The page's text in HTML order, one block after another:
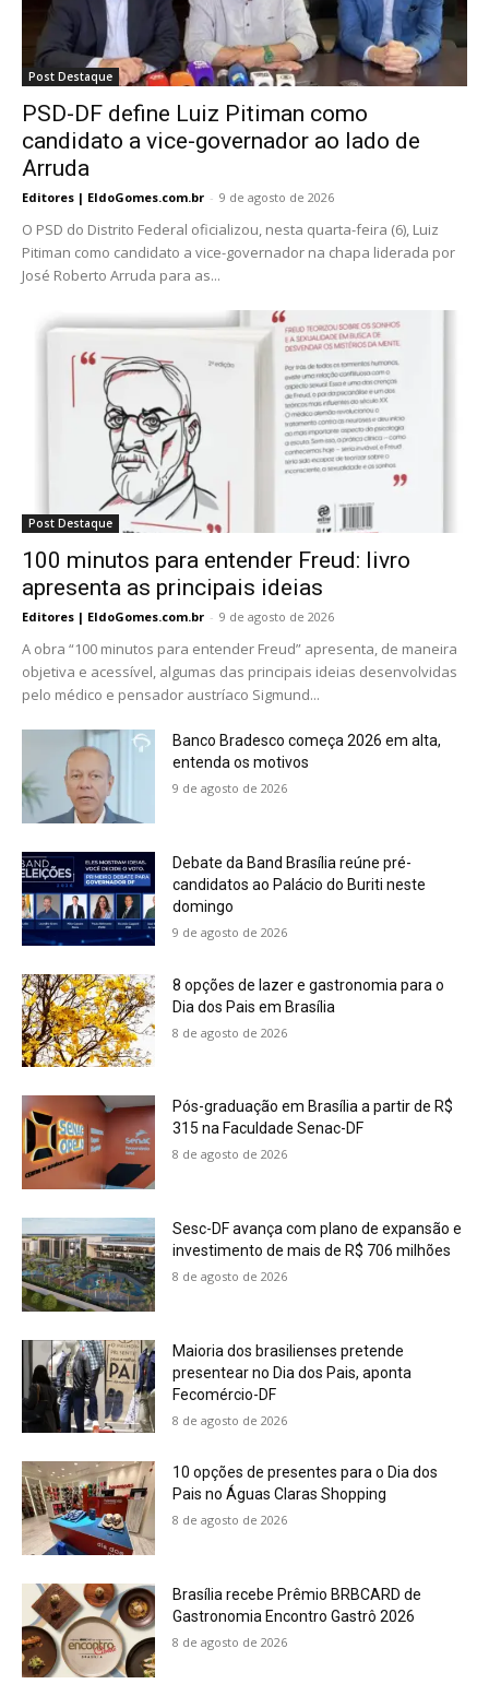
Post Destaque
PSD-DF define Luiz Pitiman como
candidato a vice-governador ao lado de
Arruda
Editores | EldoGomes.com.br - 9 de agosto de 2026
O PSD do Distrito Federal oficializou, nesta quarta-feira (6), Luiz
Pitiman como candidato a vice-governador na chapa liderada por
José Roberto Arruda para as...
Post Destaque
100 minutos para entender Freud: livro
apresenta as principais ideias
Editores | EldoGomes.com.br - 9 de agosto de 2026
A obra “100 minutos para entender Freud” apresenta, de maneira
objetiva e acessível, algumas das principais ideias desenvolvidas
pelo médico e pensador austríaco Sigmund...
Banco Bradesco começa 2026 em alta,
entenda os motivos
9 de agosto de 2026
Debate da Band Brasília reúne pré-
candidatos ao Palácio do Buriti neste
domingo
9 de agosto de 2026
8 opções de lazer e gastronomia para o
Dia dos Pais em Brasília
8 de agosto de 2026
Pós-graduação em Brasília a partir de R$
315 na Faculdade Senac-DF
8 de agosto de 2026
Sesc-DF avança com plano de expansão e
investimento de mais de R$ 706 milhões
8 de agosto de 2026
Maioria dos brasilienses pretende
presentear no Dia dos Pais, aponta
Fecomércio-DF
8 de agosto de 2026
10 opções de presentes para o Dia dos
Pais no Águas Claras Shopping
8 de agosto de 2026
Brasília recebe Prêmio BRBCARD de
Gastronomia Encontro Gastrô 2026
8 de agosto de 2026